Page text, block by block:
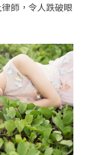
師，令人跌破眼